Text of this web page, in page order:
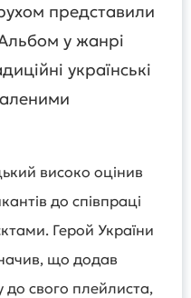
представили
у жанрі
українські
високо оцінив
до співпраці
Герой України
що додав
до свого плейлиста,